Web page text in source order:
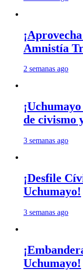
Amnistía
2 semanas ago
de civismo
3 semanas ago
¡Desfile
Uchumayo!
3 semanas ago
Uchumayo!